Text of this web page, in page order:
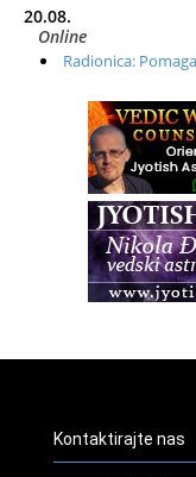
20.08.
Online
Radionica:
Zagreb+Online
Osnovni
Zagreb
Osnovna
Healing course)
Access BARS®,
Pjesma srca / Zagreb
Kontaktirajte nas